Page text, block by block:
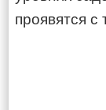
проявятся с